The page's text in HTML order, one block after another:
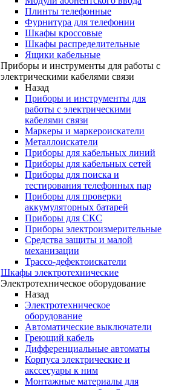
Плинты телефонные
Фурнитура для телефонии
Шкафы кроссовые
Шкафы распределительные
Ящики кабельные
Приборы и инструменты для работы с
электрическими кабелями связи
Назад
Приборы и инструменты для
работы с электрическими
кабелями связи
Маркеры и маркероискатели
Металлоискатели
Приборы для кабельных линий
Приборы для кабельных сетей
Приборы для поиска и
тестирования телефонных пар
Приборы для проверки
аккумуляторных батарей
Приборы для СКС
Приборы электроизмерительные
Средства защиты и малой
механизации
Трассо-дефектоискатели
Шкафы электротехнические
Электротехническое оборудование
Назад
Электротехническое
оборудование
Автоматические выключатели
Греющий кабель
Дифференциальные автоматы
Корпуса электрические и
акссесуары к ним
Монтажные материалы для